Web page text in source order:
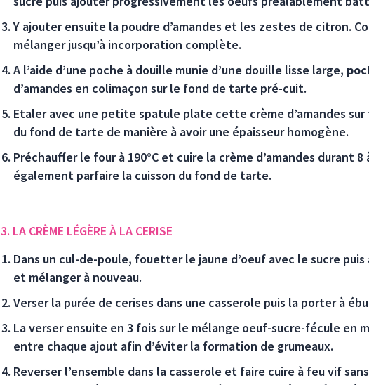
Y ajouter ensuite la poudre d’amandes et les zestes de citron.
mélanger jusqu’à incorporation complète.
A l’aide d’une poche à douille munie d’une douille lisse large,
d’amandes en colimaçon sur le fond de tarte pré-cuit.
Etaler avec une petite spatule plate cette crème d’amandes
du fond de tarte de manière à avoir une épaisseur homogène.
Préchauffer le four à 190°C et cuire la crème d’amandes durant 8
également parfaire la cuisson du fond de tarte.
3. LA CRÈME LÉGÈRE À LA CERISE
Dans un cul-de-poule, fouetter le jaune d’oeuf avec le sucre
et mélanger à nouveau.
Verser la purée de cerises dans une casserole puis la porter à
La verser ensuite en 3 fois sur le mélange oeuf-sucre-fécule en
entre chaque ajout afin d’éviter la formation de grumeaux.
Reverser l’ensemble dans la casserole et faire cuire à feu vif